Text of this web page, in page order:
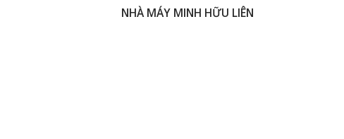
NHÀ MÁY MINH HỮU LIÊN